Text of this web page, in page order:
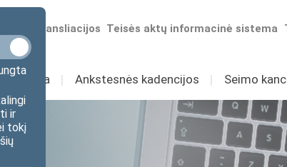
ir
tokį
Teisės aktų informacinė sistema
transliacijos
Veikla I Ankstesnės kadencijos I Seimo